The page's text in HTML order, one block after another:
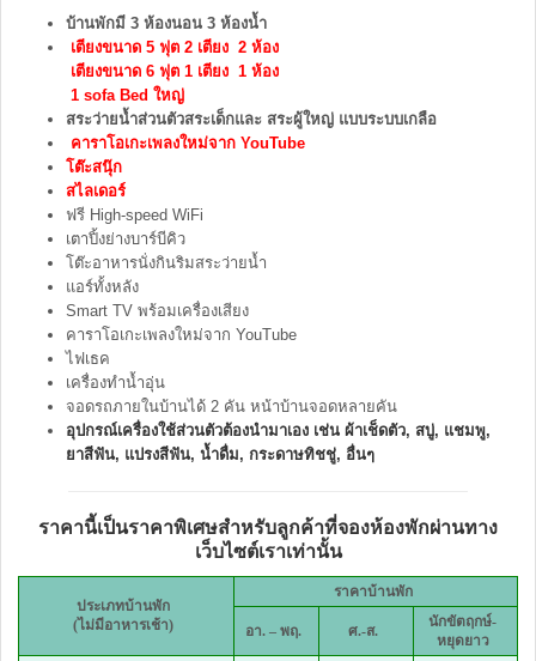
บ้านพักมี 3 ห้องนอน 3 ห้องน้ำ
เตียงขนาด 5 ฟุต 2 เตียง 2 ห้อง
เตียงขนาด 6 ฟุต 1 เตียง 1 ห้อง
1 sofa Bed ใหญ่
สระว่ายน้ำส่วนตัวสระเด็กและ สระผู้ใหญ่ แบบระบบเกลือ
คาราโอเกะเพลงใหม่จาก YouTube
โต๊ะสนุ๊ก
สไลเดอร์
ฟรี High-speed WiFi
เตาปิ้งย่างบาร์บีคิว
โต๊ะอาหารนั่งกินริมสระว่ายน้ำ
แอร์ทั้งหลัง
Smart TV พร้อมเครื่องเสียง
คาราโอเกะเพลงใหม่จาก YouTube
ไฟเธค
เครื่องทำน้ำอุ่น
จอดรถภายในบ้านได้ 2 คัน หน้าบ้านจอดหลายคัน
อุปกรณ์เครื่องใช้ส่วนตัวต้องนำมาเอง เช่น ผ้าเช็ดตัว, สบู่, แชมพู,
ยาสีฟัน, แปรงสีฟัน, น้ำดื่ม, กระดาษทิชชู่, อื่นๆ
ราคานี้เป็นราคาพิเศษสำหรับลูกค้าที่จองห้องพักผ่านทาง
เว็บไซต์เราเท่านั้น
ประเภทบ้านพัก
(ไม่มีอาหารเช้า)
ราคาบ้านพัก
อา. – พฤ. ศ.-ส.
นักขัตฤกษ์-
หยุดยาว